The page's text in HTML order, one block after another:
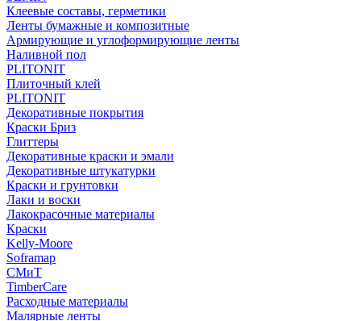
Клеевые составы, герметики
Ленты бумажные и композитные
Армирующие и углоформирующие ленты
Наливной пол
PLITONIT
Плиточный клей
PLITONIT
Декоративные покрытия
Краски Бриз
Глиттеры
Декоративные краски и эмали
Декоративные штукатурки
Краски и грунтовки
Лаки и воски
Лакокрасочные материалы
Краски
Kelly-Moore
Soframap
СМиТ
TimberCare
Расходные материалы
Малярные ленты